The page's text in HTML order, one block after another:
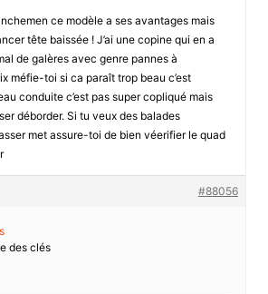
ce modèle a ses avantages mais
tête baissée ! J’ai une copine qui en a
de galères avec genre pannes à
méfie-toi si ca paraît trop beau c’est
conduite c’est pas super copliqué mais
déborder. Si tu veux des balades
met assure-toi de bien véerifier le quad
#88056
des clés